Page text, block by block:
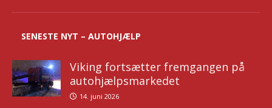
SENESTE NYT – AUTOHJÆLP
Viking fortsætter fremgangen på
autohjælpsmarkedet
14. juni 2026